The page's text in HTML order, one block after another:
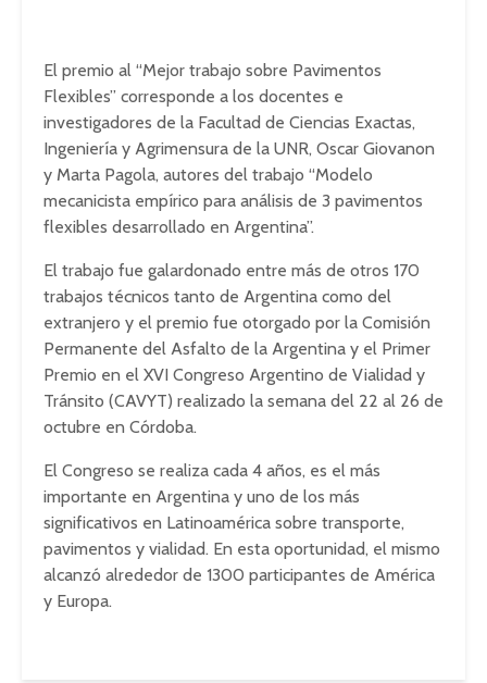
El premio al “Mejor trabajo sobre Pavimentos
Flexibles” corresponde a los docentes e
investigadores de la Facultad de Ciencias Exactas,
Ingeniería y Agrimensura de la UNR, Oscar Giovanon
y Marta Pagola, autores del trabajo “Modelo
mecanicista empírico para análisis de 3 pavimentos
flexibles desarrollado en Argentina”.
El trabajo fue galardonado entre más de otros 170
trabajos técnicos tanto de Argentina como del
extranjero y el premio fue otorgado por la Comisión
Permanente del Asfalto de la Argentina y el Primer
Premio en el XVI Congreso Argentino de Vialidad y
Tránsito (CAVYT) realizado la semana del 22 al 26 de
octubre en Córdoba.
El Congreso se realiza cada 4 años, es el más
importante en Argentina y uno de los más
significativos en Latinoamérica sobre transporte,
pavimentos y vialidad. En esta oportunidad, el mismo
alcanzó alrededor de 1300 participantes de América
y Europa.